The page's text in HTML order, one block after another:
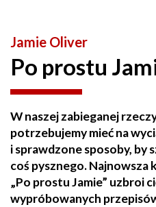
Jamie Oliver
Po prostu
W naszej zabieganej
potrzebujemy mieć na
i sprawdzone sposoby, by
coś pysznego. Najnowsza
„Po prostu Jamie” uzbroi
wypróbowanych